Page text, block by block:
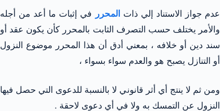
عدم جواز الاستناد إلي ذات المحرر
في إثبات ما أعد من أجله
والأمر يختلف حسب التصرف الثابت بالمحرر كأن يكون عقد أو
سند دين أو خلافه ، بمعني أدق أن هذا المحرر موضوع النزول
أو التنازل يصبح هو والعدم سواء بسواء ،
ومن ثم لا ينتج أي أثر قانوني لا بالنسبة للدعوى التي حصل فيها
النزول عن التمسك به ولا في أي دعوى لاحقة .